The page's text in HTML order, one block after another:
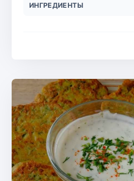
ИНГРЕДИЕНТЫ